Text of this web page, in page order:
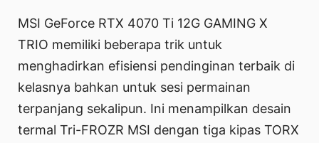
MSI GeForce RTX 4070 Ti 12G GAMING X
TRIO memiliki beberapa trik untuk
menghadirkan efisiensi pendinginan terbaik di
kelasnya bahkan untuk sesi permainan
terpanjang sekalipun. Ini menampilkan desain
termal Tri-FROZR MSI dengan tiga kipas TORX